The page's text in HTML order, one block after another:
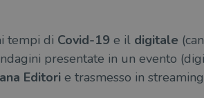
tempi di Covid-19 e il digitale
presentate in un evento
Editorie trasmesso in